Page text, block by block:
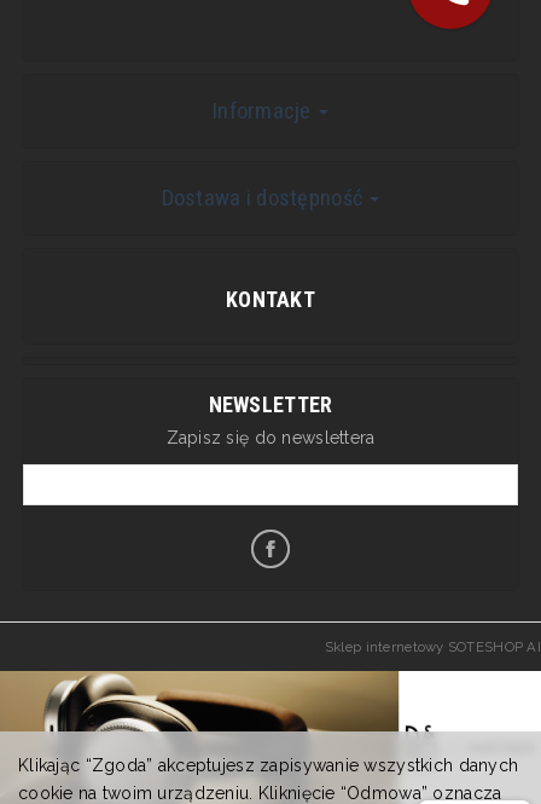
Informacje
Dostawa i dostępność
KONTAKT
NEWSLETTER
Zapisz się do newslettera
Sklep internetowy SOTESHOP AI
Klikając “Zgoda” akceptujesz zapisywanie wszystkich danych
cookie na twoim urządzeniu. Kliknięcie “Odmowa” oznacza